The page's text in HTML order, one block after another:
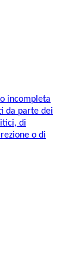
incompleta
da parte dei
di
o di